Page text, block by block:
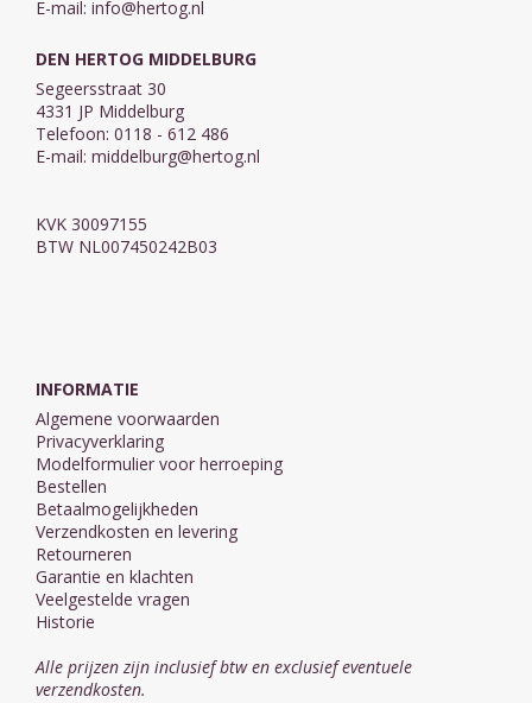
E-mail: info@hertog.nl
DEN HERTOG MIDDELBURG
Segeersstraat 30
4331 JP Middelburg
Telefoon: 0118 - 612 486
E-mail: middelburg@hertog.nl
KVK 30097155
BTW NL007450242B03
INFORMATIE
Algemene voorwaarden
Privacyverklaring
Modelformulier voor herroeping
Bestellen
Betaalmogelijkheden
Verzendkosten en levering
Retourneren
Garantie en klachten
Veelgestelde vragen
Historie
Alle prijzen zijn inclusief btw en exclusief eventuele
verzendkosten.